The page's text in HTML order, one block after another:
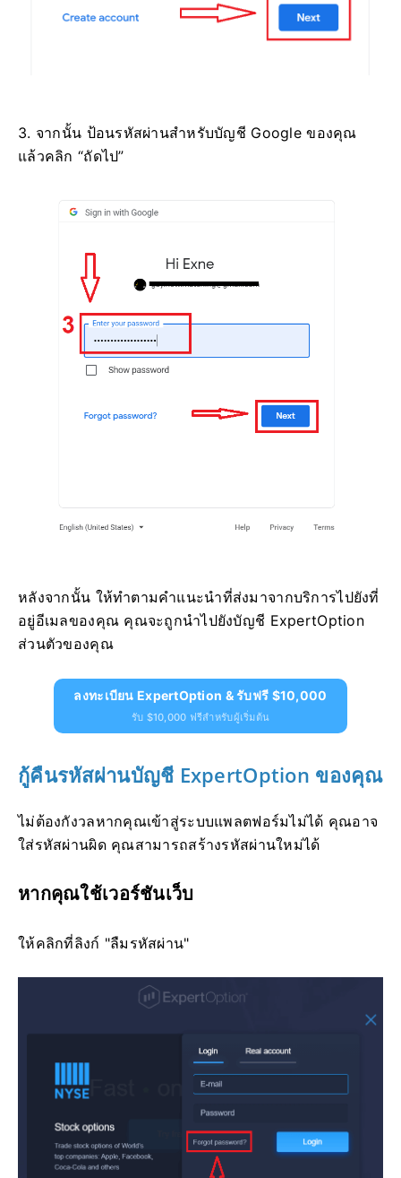
3. จากนั้น ป้อนรหัสผ่านสำหรับบัญชี Google ของคุณ
แล้วคลิก “ถัดไป”
หลังจากนั้น ให้ทำตามคำแนะนำที่ส่งมาจากบริการไปยังที่
อยู่อีเมลของคุณ คุณจะถูกนำไปยังบัญชี ExpertOption
ส่วนตัวของคุณ
ลงทะเบียน ExpertOption & รับฟรี $10,000
รับ $10,000 ฟรีสำหรับผู้เริ่มต้น
กู้คืนรหัสผ่านบัญชี ExpertOption ของคุณ
ไม่ต้องกังวลหากคุณเข้าสู่ระบบแพลตฟอร์มไม่ได้ คุณอาจ
ใส่รหัสผ่านผิด คุณสามารถสร้างรหัสผ่านใหม่ได้
หากคุณใช้เวอร์ชันเว็บ
ให้คลิกที่ลิงก์ "ลืมรหัสผ่าน"